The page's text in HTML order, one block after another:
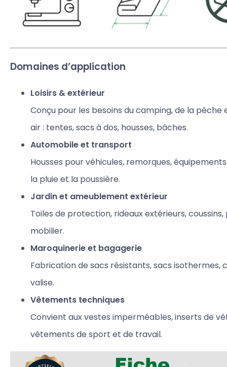
Domaines d’application
Loisirs & extérieur
Conçu pour les besoins du camping, de la
air : tentes, sacs à dos, housses, bâches.
Automobile et transport
Housses pour véhicules, remorques,
la pluie et la poussière.
Jardin et ameublement extérieur
Toiles de protection, rideaux extérieurs,
mobilier.
Maroquinerie et bagagerie
Fabrication de sacs résistants, sacs
valise.
Vêtements techniques
Convient aux vestes imperméables, inserts de
vêtements de sport et de travail.